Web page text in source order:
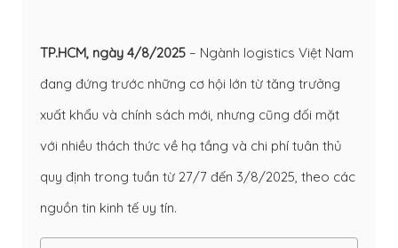
TP.HCM, ngày 4/8/2025 – Ngành logistics Việt Nam
đang đứng trước những cơ hội lớn từ tăng trưởng
xuất khẩu và chính sách mới, nhưng cũng đối mặt
với nhiều thách thức về hạ tầng và chi phí tuân thủ
quy định trong tuần từ 27/7 đến 3/8/2025, theo các
nguồn tin kinh tế uy tín.